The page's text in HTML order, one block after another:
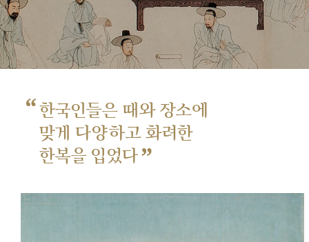
“한국인들은 때와 장소에
맞게 다양하고 화려한
한복을 입었다”